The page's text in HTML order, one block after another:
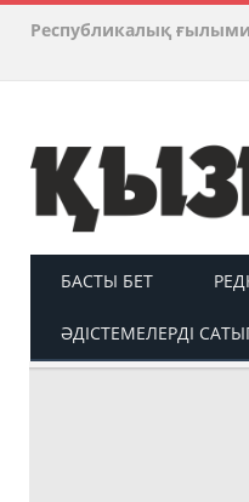
Республикалық
БАСТЫ БЕТ
ӘДІСТЕМЕЛЕРДІ